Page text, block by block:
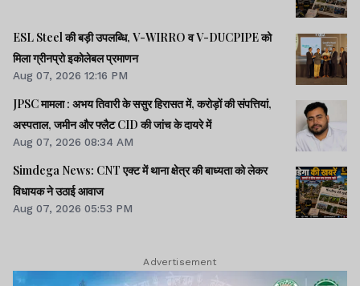
ESL Steel की बड़ी उपलब्धि, V-WIRRO व V-DUCPIPE को
मिला ग्रीनप्रो इकोलेबल प्रमाणन
Aug 07, 2026 12:16 PM
JPSC मामला : अभय तिवारी के ससुर हिरासत में, करोड़ों की संपत्तियां,
अस्पताल, जमीन और फ्लैट CID की जांच के दायरे में
Aug 07, 2026 08:34 AM
Simdega News: CNT एक्ट में थाना क्षेत्र की बाध्यता को लेकर
विधायक ने उठाई आवाज
Aug 07, 2026 05:53 PM
Advertisement